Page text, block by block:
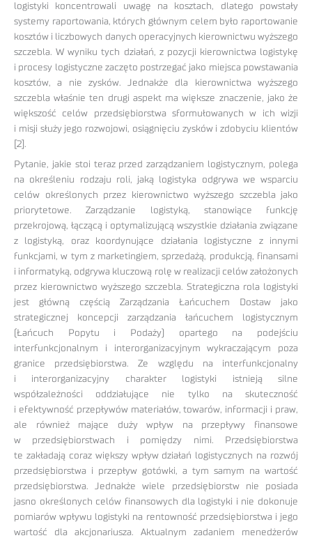
logistyki koncentrowali uwagę na kosztach, dlatego powstały
systemy raportowania, których głównym celem było raportowanie
kosztów i liczbowych danych operacyjnych kierownictwu wyższego
szczebla. W wyniku tych działań, z pozycji kierownictwa logistykę
i procesy logistyczne zaczęto postrzegać jako miejsca powstawania
kosztów, a nie zysków. Jednakże dla kierownictwa wyższego
szczebla właśnie ten drugi aspekt ma większe znaczenie, jako że
większość celów przedsiębiorstwa sformułowanych w ich wizji
i misji służy jego rozwojowi, osiągnięciu zysków i zdobyciu klientów
[2].
Pytanie, jakie stoi teraz przed zarządzaniem logistycznym, polega
na określeniu rodzaju roli, jaką logistyka odgrywa we wsparciu
celów określonych przez kierownictwo wyższego szczebla jako
priorytetowe. Zarządzanie logistyką, stanowiące funkcję
przekrojową, łączącą i optymalizującą wszystkie działania związane
z logistyką, oraz koordynujące działania logistyczne z innymi
funkcjami, w tym z marketingiem, sprzedażą, produkcją, finansami
i informatyką, odgrywa kluczową rolę w realizacji celów założonych
przez kierownictwo wyższego szczebla. Strategiczna rola logistyki
jest główną częścią Zarządzania Łańcuchem Dostaw jako
strategicznej koncepcji zarządzania łańcuchem logistycznym
(Łańcuch Popytu i Podaży) opartego na podejściu
interfunkcjonalnym i interorganizacyjnym wykraczającym poza
granice przedsiębiorstwa. Ze względu na interfunkcjonalny
i interorganizacyjny charakter logistyki istnieją silne
współzależności oddziałujące nie tylko na skuteczność
i efektywność przepływów materiałów, towarów, informacji i praw,
ale również mające duży wpływ na przepływy finansowe
w przedsiębiorstwach i pomiędzy nimi. Przedsiębiorstwa
te zakładają coraz większy wpływ działań logistycznych na rozwój
przedsiębiorstwa i przepływ gotówki, a tym samym na wartość
przedsiębiorstwa. Jednakże wiele przedsiębiorstw nie posiada
jasno określonych celów finansowych dla logistyki i nie dokonuje
pomiarów wpływu logistyki na rentowność przedsiębiorstwa i jego
wartość dla akcjonariusza. Aktualnym zadaniem menedżerów